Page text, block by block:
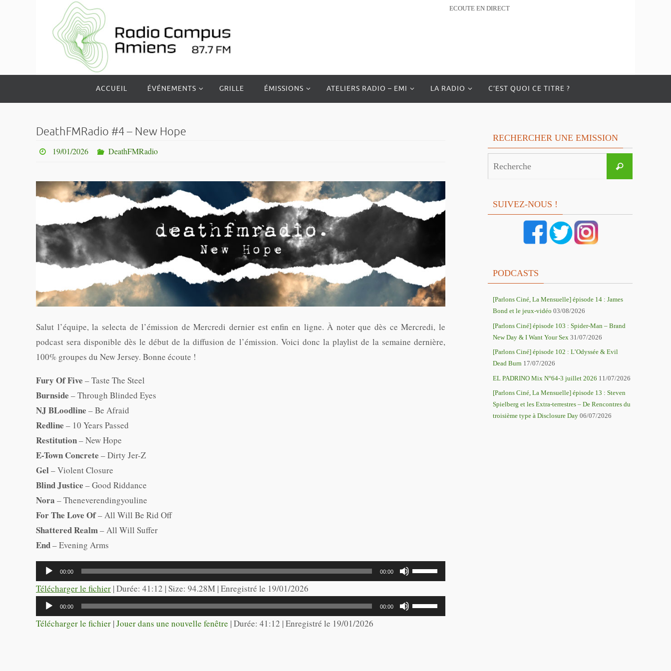
ECOUTE EN DIRECT
le
ACCUEIL ÉVÉNEMENTS GRILLE ÉMISSIONS ATELIERS RADIO – EMI LA RADIO C’EST QUOI CE TITRE ?
DeathFMRadio #4 – New Hope
19/01/2026 DeathFMRadio
Salut l’équipe, la selecta de l’émission de Mercredi dernier est enfin en ligne. À noter que dès ce Mercredi, le
podcast sera disponible dès le début de la diffusion de l’émission. Voici donc la playlist de la semaine dernière,
100% groupes du New Jersey. Bonne écoute !
Fury Of Five – Taste The Steel
Burnside – Through Blinded Eyes
NJ BLoodline – Be Afraid
Redline – 10 Years Passed
Restitution– New Hope
E-Town Concrete – Dirty Jer-Z
Gel– Violent Closure
Blind Justice – Good Riddance
Nora – Theneverendingyouline
For The Love Of– All Will Be Rid Off
Shattered Realm– All Will Suffer
End– Evening Arms
Lecteur
audio
00:00 00:00
Utilisez
les
flèches
Télécharger le fichier | Durée: 41:12 | Size: 94.28M | Enregistré le 19/01/2026
Lecteur
audio
00:00 00:00
Utilisez
les
Télécharger le fichier |Jouer dans une nouvelle fenêtre |Durée: 41:12 |Enregistré le 19/01/2026
RECHERCHER UNE EMISSION
Recherche
SUIVEZ-NOUS !
PODCASTS
[Parlons Ciné, La Mensuelle] épisode 14 : James
Bond et le jeux-vidéo 03/08/2026
[Parlons Ciné] épisode 103 : Spider-Man – Brand
New Day & I Want Your Sex 31/07/2026
[Parlons Ciné] épisode 102 : L’Odyssée & Evil
Dead Burn 17/07/2026
EL PADRINO Mix N°64-3 juillet 2026 11/07/2026
[Parlons Ciné, La Mensuelle] épisode 13 : Steven
Spielberg et les Extra-terrestres – De Rencontres du
troisième type à Disclosure Day 06/07/2026